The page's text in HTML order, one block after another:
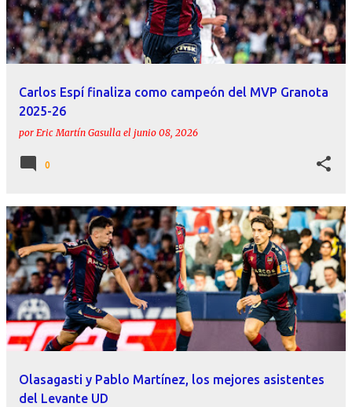
r
a
d
Carlos Espí finaliza como campeón del MVP Granota
2025-26
por Eric Martín Gasulla el junio 08, 2026
0
Olasagasti y Pablo Martínez, los mejores asistentes
del Levante UD